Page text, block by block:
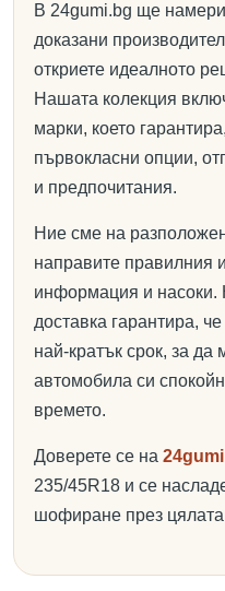
В 24gumi.bg ще
доказани
откриете идеалното
Нашата колекция
марки, което
първокласни опции,
и предпочитания.
Ние сме на
направите правилния
информация и
доставка гарантира,
най-кратък срок, за
автомобила си
времето.
Доверете се на
235/45R18 и се
шофиране през цялата